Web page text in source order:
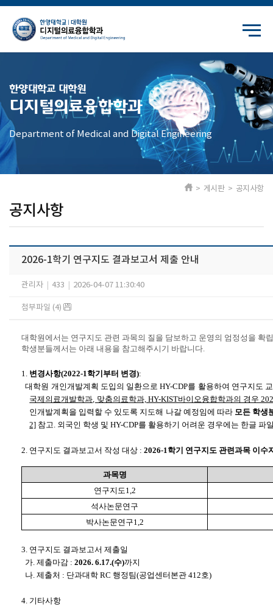
한양대학교 대학원
디지털의료융합학과
Department of Medical and Digital Engineering
공지사항
> 게시판 > 공지사항
2026-1학기 연구지도 결과보고서 제출 안내
관리자 433 2026-04-07 11:30:40
첨부파일 (4)
대학원에서는 연구지도 관련 과목의 질을 담보하고 운영의 엄정성을 확
학생분들께서는 아래 내용을 참고해주시기 바랍니다.
1. 변경사항(2022-1학기부터 변경):
대학원 개인개발계획 도입의 일환으로 HY-CDP를 활용하여 연구지도
국제의료개발학과, 맞춤의료학과, HY-KIST바이오융합학과의 경우
인개발계획을 입력할 수 있도록 지도해 나갈 예정임에 따라 모든 학생
2] 참고. 외국인 학생 및 HY-CDP를 활용하기 어려운 경우에는 한글 파
2. 연구지도 결과보고서 작성 대상 : 2026-1학기 연구지도 관련과목 이수
과목명
연구지도1,2
석사논문연구
박사논문연구1,2
3. 연구지도 결과보고서 제출일
가. 제출마감 : 2026. 6.17.(수)까지
나. 제출처 : 단과대학 RC 행정팀(공업센터본관 412호)
4. 기타사항